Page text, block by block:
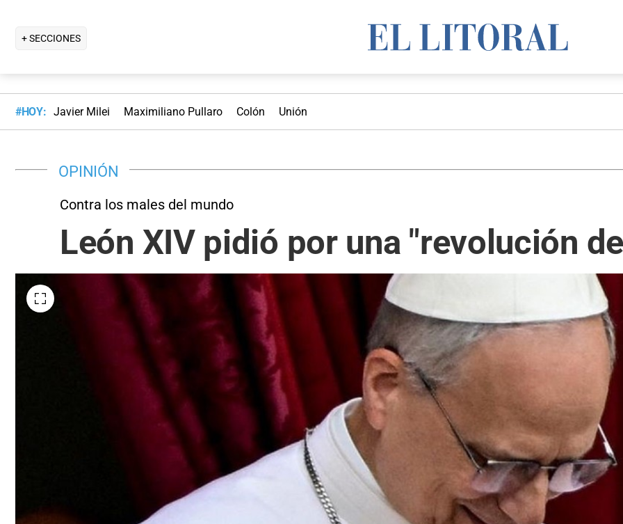
+ SECCIONES
#HOY: Javier Milei Maximiliano Pullaro Colón Unión
OPINIÓN
Contra los males del mundo
León XIV pidió por una "revolución